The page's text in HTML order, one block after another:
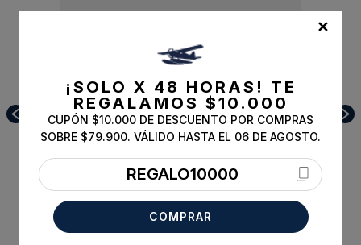
46
Bermuda Cleveland Casual Toasted
✕
¡SOLO X 48 HORAS! TE
REGALAMOS $10.000
CUPÓN $10.000 DE DESCUENTO POR COMPRAS
SOBRE $79.900. VÁLIDO HASTA EL 06 DE AGOSTO.
REGALO10000
COMPRAR